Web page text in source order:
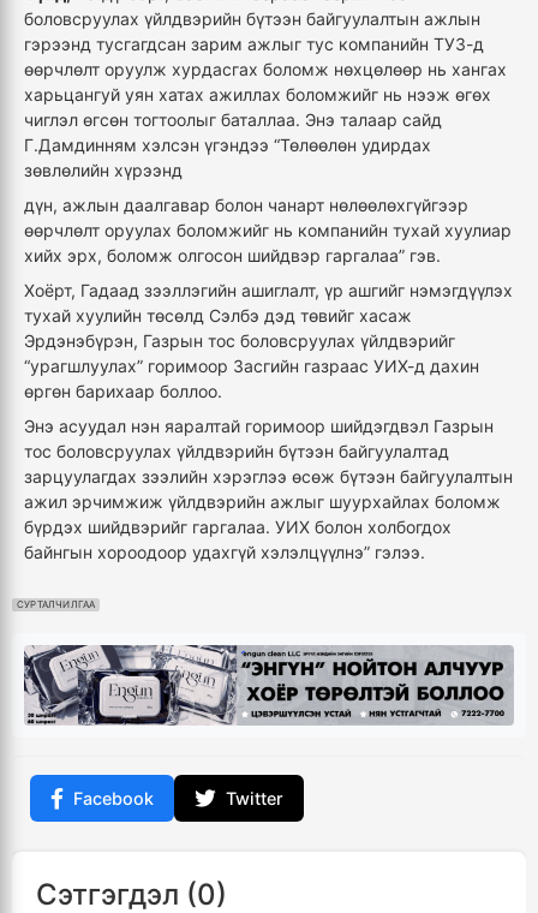
боловсруулах үйлдвэрийн бүтээн байгуулалтын ажлын
гэрээнд тусгагдсан зарим ажлыг тус компанийн ТУЗ-д
өөрчлөлт оруулж хурдасгах боломж нөхцөлөөр нь хангах
харьцангуй уян хатах ажиллах боломжийг нь нээж өгөх
чиглэл өгсөн тогтоолыг баталлаа. Энэ талаар сайд
Г.Дамдинням хэлсэн үгэндээ “Төлөөлөн удирдах
зөвлөлийн хүрээнд
дүн, ажлын даалгавар болон чанарт нөлөөлөхгүйгээр
өөрчлөлт оруулах боломжийг нь компанийн тухай хуулиар
хийх эрх, боломж олгосон шийдвэр гаргалаа” гэв.
Хоёрт, Гадаад зээллэгийн ашиглалт, үр ашгийг нэмэгдүүлэх
тухай хуулийн төсөлд Сэлбэ дэд төвийг хасаж
Эрдэнэбүрэн, Газрын тос боловсруулах үйлдвэрийг
“урагшлуулах” горимоор Засгийн газраас УИХ-д дахин
өргөн барихаар боллоо.
Энэ асуудал нэн яаралтай горимоор шийдэгдвэл Газрын
тос боловсруулах үйлдвэрийн бүтээн байгуулалтад
зарцуулагдах зээлийн хэрэглээ өсөж бүтээн байгуулалтын
ажил эрчимжиж үйлдвэрийн ажлыг шуурхайлах боломж
бүрдэх шийдвэрийг гаргалаа. УИХ болон холбогдох
байнгын хороодоор удахгүй хэлэлцүүлнэ” гэлээ.
СУРТАЛЧИЛГАА
Facebook Twitter
Сэтгэгдэл (0)